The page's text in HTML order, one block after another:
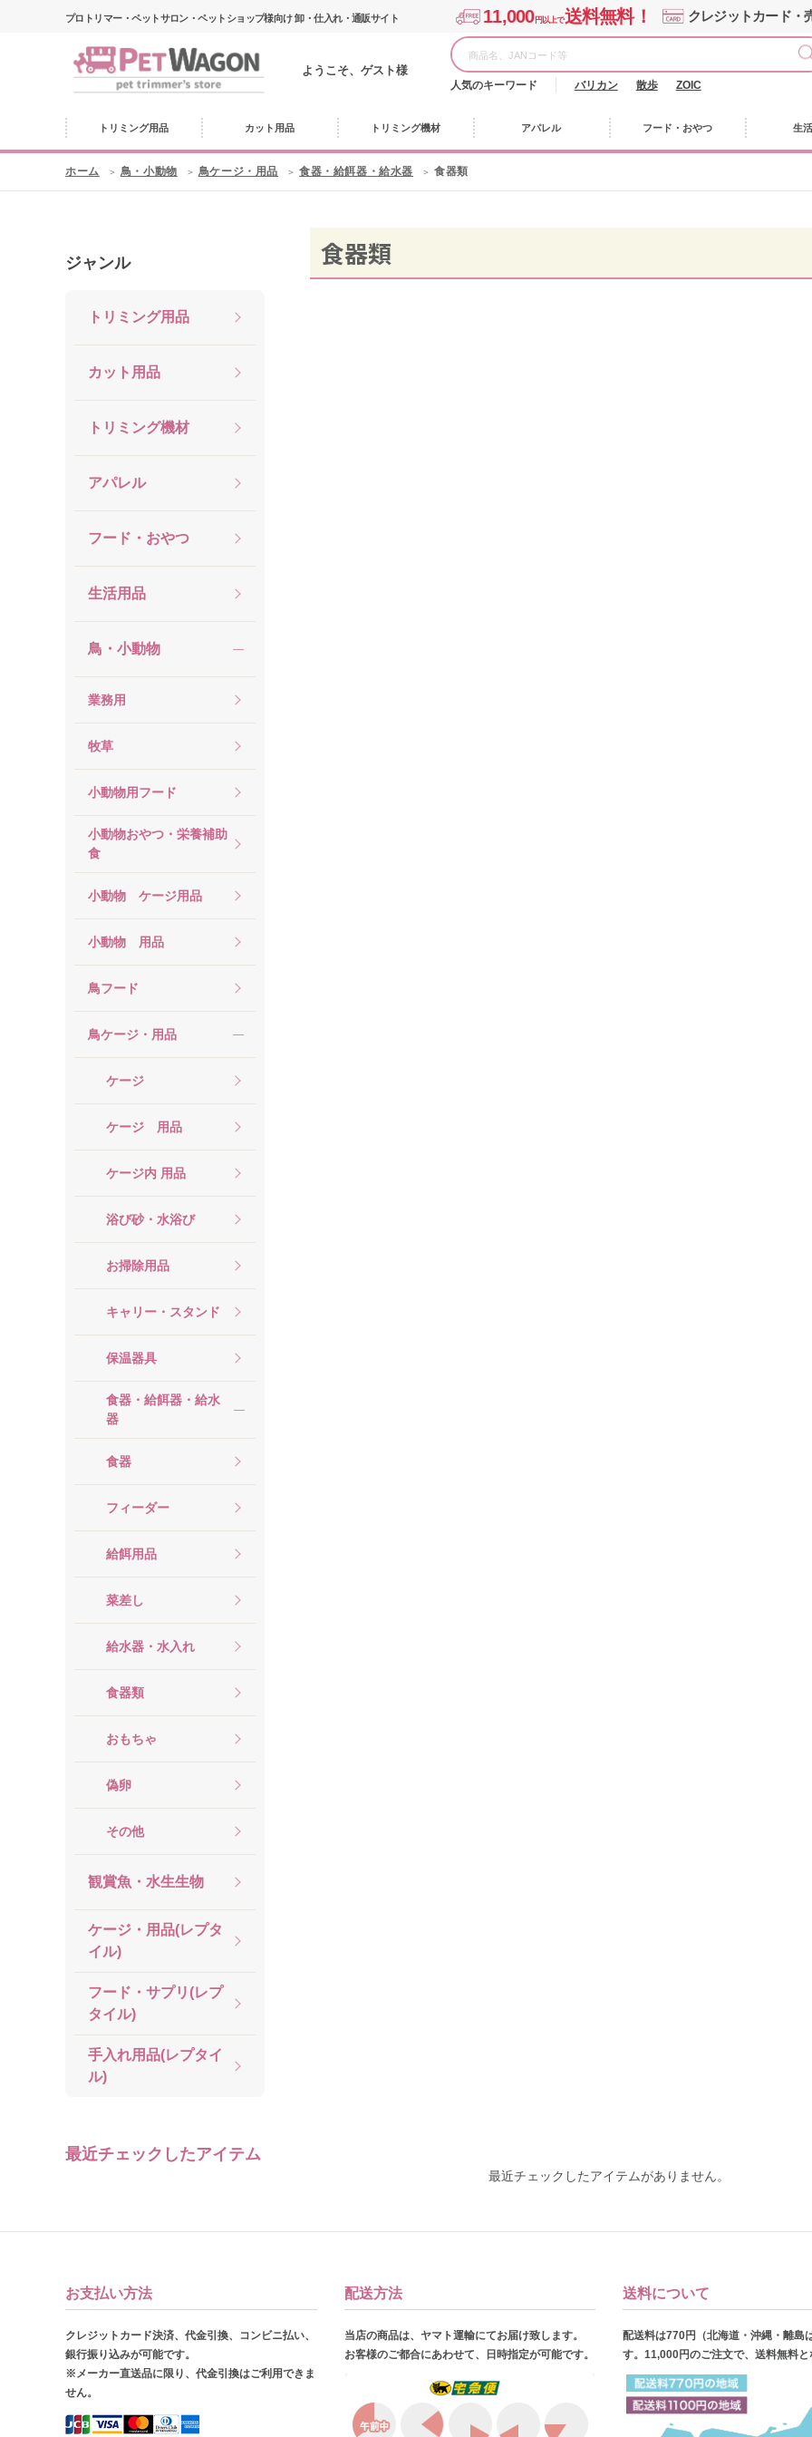
プロトリマー・ペットサロン・ペットショップ様向け 卸・仕入れ・通販サイト 11,000円以上で送料無料！ クレジットカード・
ようこそ、ゲスト様
人気のキーワード バリカン 散歩 ZOIC
トリミング用品 カット用品 トリミング機材 アパレル フード・おやつ 生
ホーム 鳥・小動物 鳥ケージ・用品 食器・給餌器・給水器 食器類
ジャンル
トリミング用品
カット用品
トリミング機材
アパレル
フード・おやつ
生活用品
鳥・小動物
業務用
牧草
小動物用フード
小動物おやつ・栄養補助
食
小動物 ケージ用品
小動物 用品
鳥フード
鳥ケージ・用品
ケージ
ケージ 用品
ケージ内 用品
浴び砂・水浴び
お掃除用品
キャリー・スタンド
保温器具
食器・給餌器・給水
器
食器
フィーダー
給餌用品
菜差し
給水器・水入れ
食器類
おもちゃ
偽卵
その他
観賞魚・水生生物
ケージ・用品(レプタ
イル)
フード・サプリ(レプ
タイル)
手入れ用品(レプタイ
ル)
食器類
最近チェックしたアイテム
最近チェックしたアイテムがありません。
お支払い方法
クレジットカード決済、代金引換、コンビニ払い、
銀行振り込みが可能です。
※メーカー直送品に限り、代金引換はご利用できま
せん。
配送方法
当店の商品は、ヤマト運輸にてお届け致します。
お客様のご都合にあわせて、日時指定が可能です。
送料について
配送料は770円（北海道・沖縄・離島
す。11,000円のご注文で、送料無料